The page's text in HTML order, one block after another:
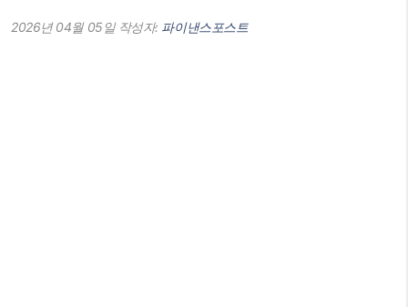
2026년 04월 05일 작성자: 파이낸스포스트